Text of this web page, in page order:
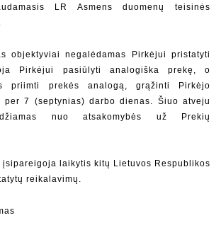
LR Asmens duomenų teisinės
objektyviai negalėdamas Pirkėjui pristatyti
Pirkėjui pasiūlyti analogiška prekę, o
priimti prekės analogą, grąžinti Pirkėjo
per 7 (septynias) darbo dienas. Šiuo atveju
nuo atsakomybės už Prekių
įsipareigoja laikytis kitų Lietuvos Respublikos
reikalavimų.